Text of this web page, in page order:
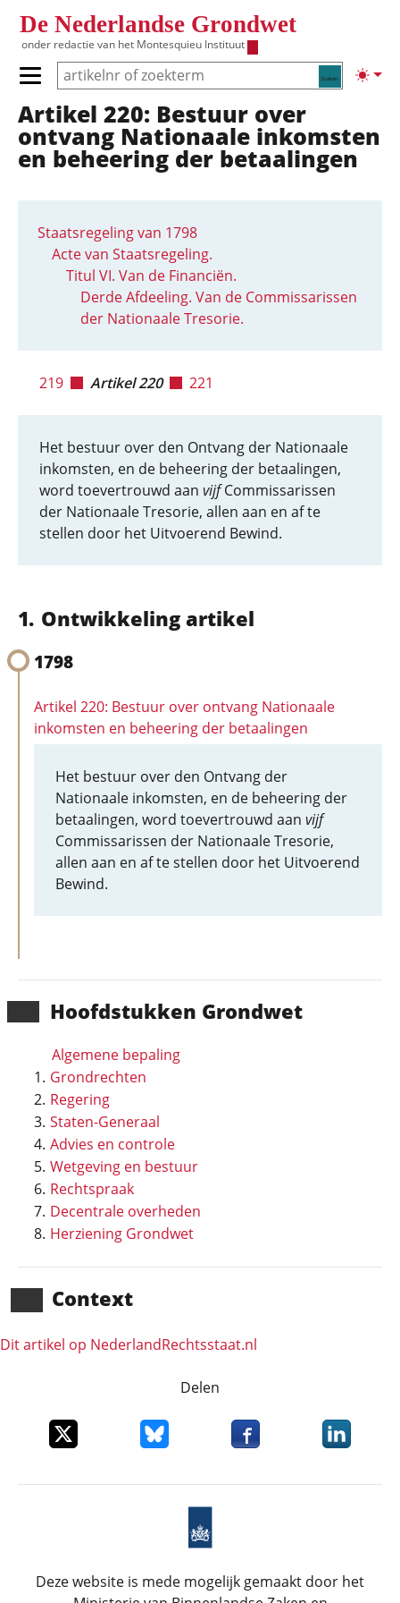
De Nederlandse Grondwet
onder redactie van het Montesquieu Instituut
Zoeken
Primair menu tonen/verbergen
Hoofdnavigatie
Hoofd­stukken Grondwet
Algemene bepaling
Grondrechten
Regering
Staten-Generaal
Advies en controle
Wetgeving en bestuur
Rechtspraak
Decentrale overheden
Herziening Grondwet
Context
Dit artikel op NederlandRechts­staat.nl
Artikel 220: Bestuur over
ontvang Nationaale inkomsten
en beheering der betaalingen
Staatsregeling van 1798
Acte van Staatsregeling.
Titul VI. Van de Financiën.
Derde Afdeeling. Van de Commissarissen
der Nationaale Tresorie.
219 Artikel 220 221
Het bestuur over den Ontvang der Nationaale
inkomsten, en de beheering der betaalingen,
word toevertrouwd aan vijfCommissarissen
der Nationaale Tresorie, allen aan en af te
stellen door het Uitvoerend Bewind.
Ontwikkeling artikel
1798
Artikel 220: Bestuur over ontvang Nationaale
inkomsten en beheering der betaalingen
Het bestuur over den Ontvang der
Nationaale inkomsten, en de beheering der
betaalingen, word toevertrouwd aan vijf
Commissarissen der Nationaale Tresorie,
allen aan en af te stellen door het Uitvoerend
Bewind.
Delen
Deel dit item op XDeel dit item op Bluesky
Deel dit item opDeel dit
Deze website is mede mogelijk gemaakt door het